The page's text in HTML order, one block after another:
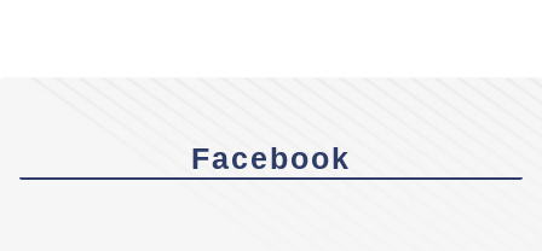
Facebook